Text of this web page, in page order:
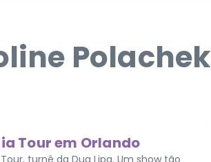
Polachek
Tour em Orlando
turnê da Dua Lipa. Um show tão